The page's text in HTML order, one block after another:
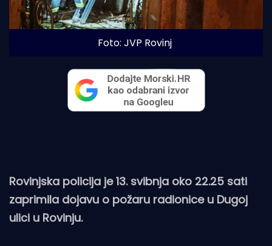
Foto: JVP Rovinj
Rovinjska policija je 13. svibnja oko 22.25 sati
zaprimila dojavu o požaru radionice u Dugoj
ulici u Rovinju.